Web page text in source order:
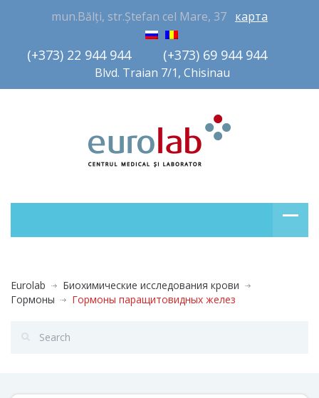
mun.Bălți, str.Ștefan cel Mare, 37 карта
(+373) 22 944 944         (+373) 69 944 944
Blvd. Traian 7/1, Chisinau
Eurolab
Биохимические исследования крови
Гормоны
Гормоны паращитовидных желез